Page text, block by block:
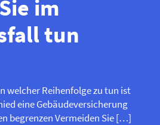
im
tun
welcher Reihenfolge zu tun ist
eine Gebäude­­versicherung
begrenzen Vermeiden Sie […]